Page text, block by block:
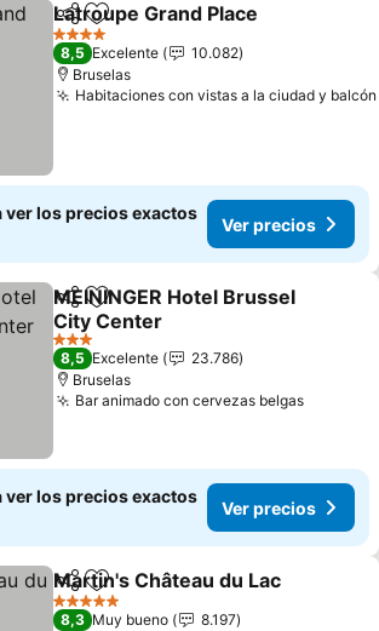
CompartirAgregar a favoritos
Latroupe Grand Place
4 Estrellas
8,5 Excelente
10.082
Bruselas
Habitaciones con vistas a la ciudad y balcón
ver los precios exactos
Ver precios
CompartirAgregar a favoritos
MEININGER Hotel Brussel
City Center
3 Estrellas
8,5 Excelente
23.786
Bruselas
Bar animado con cervezas belgas
ver los precios exactos
Ver precios
CompartirAgregar a favoritos
Martin's Château du Lac
5 Estrellas
8,3 Muy bueno
8.197